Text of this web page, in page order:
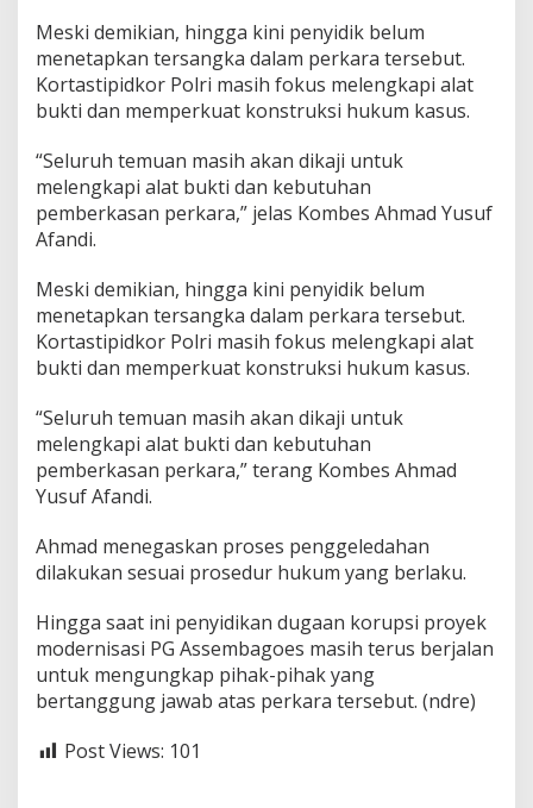
i
d
i
k
o
P
o
l
r
a
k
u
k
a
P
e
n
g
e
d
a
n
!
Meski demikian, hingga kini penyidik belum
menetapkan tersangka dalam perkara tersebut.
Kortastipidkor Polri masih fokus melengkapi alat
bukti dan memperkuat konstruksi hukum kasus.
“Seluruh temuan masih akan dikaji untuk
melengkapi alat bukti dan kebutuhan
pemberkasan perkara,” jelas Kombes Ahmad Yusuf
Afandi.
Meski demikian, hingga kini penyidik belum
menetapkan tersangka dalam perkara tersebut.
Kortastipidkor Polri masih fokus melengkapi alat
bukti dan memperkuat konstruksi hukum kasus.
“Seluruh temuan masih akan dikaji untuk
melengkapi alat bukti dan kebutuhan
pemberkasan perkara,” terang Kombes Ahmad
Yusuf Afandi.
Ahmad menegaskan proses penggeledahan
dilakukan sesuai prosedur hukum yang berlaku.
Hingga saat ini penyidikan dugaan korupsi proyek
modernisasi PG Assembagoes masih terus berjalan
untuk mengungkap pihak-pihak yang
bertanggung jawab atas perkara tersebut. (ndre)
Post Views: 101